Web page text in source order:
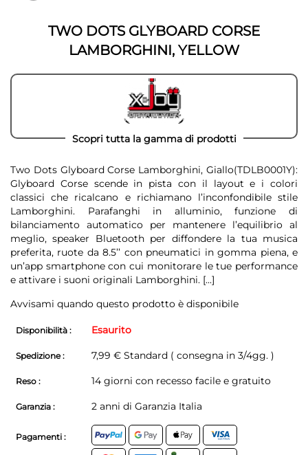
immaginiTWO DOTS GLYBOARD CORSE
LAMBORGHINI, YELLOW
Scopri tutta la gamma di prodotti
Two Dots Glyboard Corse Lamborghini, Giallo(TDLB0001Y):
Glyboard Corse scende in pista con il layout e i colori
classici che ricalcano e richiamano l’inconfondibile stile
Lamborghini. Parafanghi in alluminio, funzione di
bilanciamento automatico per mantenere l’equilibrio al
meglio, speaker Bluetooth per diffondere la tua musica
preferita, ruote da 8.5’’ con pneumatici in gomma piena, e
un’app smartphone con cui monitorare le tue performance
e attivare i suoni originali Lamborghini. [...]
Avvisami quando questo prodotto è disponibile
Disponibilità : Esaurito
Spedizione : 7,99 € Standard ( consegna in 3/4gg. )
Reso : 14 giorni con recesso facile e gratuito
Garanzia : 2 anni di Garanzia Italia
Pagamenti :